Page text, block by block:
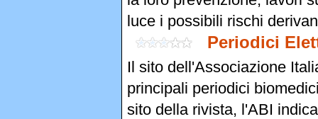
luce i possibili rischi
Periodici
Il sito dell'Associazione
principali periodici
sito della rivista, l'ABI